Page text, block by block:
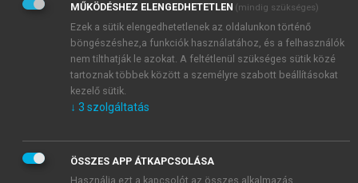
Adatkezelési tájékoztatóbanfoglaltakat tudomásul
veszem és elfogadom.
Általános vásárlási feltételeket, valamint a szotar.netés a
mersz.huoldalak licencszerződéseiben foglaltakat
tudomásul veszem és elfogadom.
KIPRÓBÁLOM
MŰKÖDÉSHEZ ELENGEDHETETLEN (mindig szükséges)
Ezek a sütik elengedhetetlenek az oldalunkon történő
böngészéshez,a funkciók használatához, és a felhasználók
nem tilthatják le azokat. A feltétlenül szükséges sütik közé
tartoznak többek között a személyre szabott beállításokat
kezelő sütik.
↓ 3 szolgáltatás
ÖSSZES APP ÁTKAPCSOLÁSA
Használja ezt a kapcsolót az összes alkalmazás